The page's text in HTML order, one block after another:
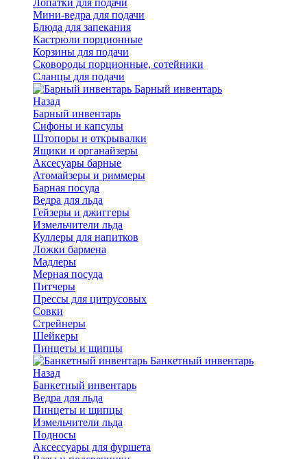
Мини-ведра для подачи
Блюда для запекания
Кастрюли порционные
Корзины для подачи
Сковороды порционные, сотейники
Сланцы для подачи
Барный инвентарь
Назад
Барный инвентарь
Сифоны и капсулы
Штопоры и открывалки
Ящики и органайзеры
Аксесуары барные
Атомайзеры и риммеры
Барная посуда
Ведра для льда
Гейзеры и джиггеры
Измельчители льда
Куллеры для напитков
Ложки бармена
Мадлеры
Мерная посуда
Питчеры
Прессы для цитрусовых
Совки
Стрейнеры
Шейкеры
Пинцеты и щипцы
Банкетный инвентарь
Назад
Банкетный инвентарь
Ведра для льда
Пинцеты и щипцы
Измельчители льда
Подносы
Аксессуары для фуршета